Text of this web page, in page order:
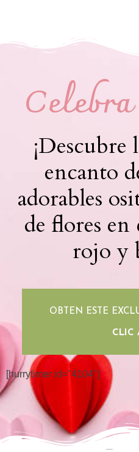
encanto
adorables
de flores en
rojo y
OBTEN ESTE
CLIC
[hurrytimer id="4104"]